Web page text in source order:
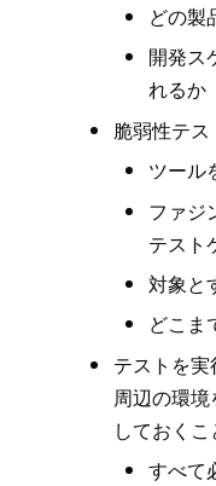
どの製
開発ス
れるか
脆弱性テス
ツール
ファジ
テスト
対象と
どこま
テストを
周辺の環
しておく
すべて